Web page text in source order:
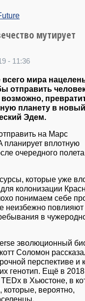
мутирует
- 11:36
мира
отправить
планету в
Эдем.
на Марс
планирует вплотную
очередного
которые уже
колонизации
понимаем себе
неизбежно повлияют
в
эволюционный
Соломон
перспективе и
генотип. Ещё в
в Хьюстоне, в
вероятно,